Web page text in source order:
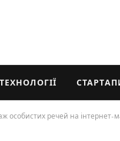
ТЕХНОЛОГІЇ
особистих речей на інтернет-